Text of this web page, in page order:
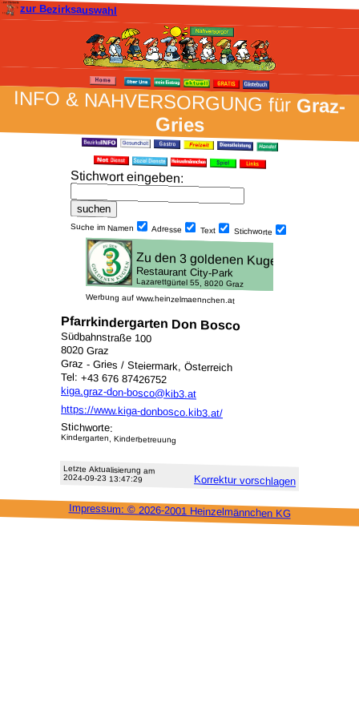
zur Bezirksauswahl
INFO & NAH­VER­SORG­UNG fürGraz-
Gries
Stich­wort ein­geben:
Suche im Namen Adresse Text Stich­worte
Werbung auf www.heinzelmaennchen.at
Pfarrkindergarten Don Bosco
Südbahnstraße 100
8020 Graz
Graz - Gries / Steiermark, Österreich
Tel: +43 676 87426752
kiga.graz-don-bosco@kib3.at
https://www.kiga-donbosco.kib3.at/
Stichworte:
Kindergarten, Kinderbetreuung
Letzte Aktu­alisie­rung am
2024-09-23 13:47:29 Korrektur vor­schlagen
Impressum: © 2026-2001 Heinzel­männchen KG